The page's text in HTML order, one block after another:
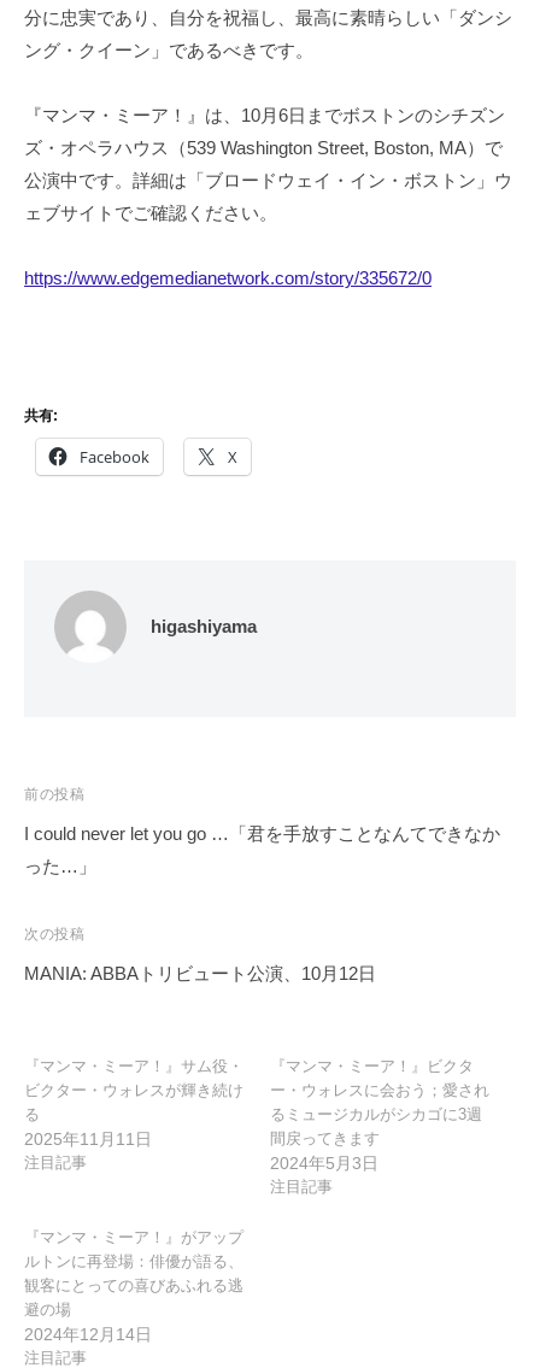
分に忠実であり、自分を祝福し、最高に素晴らしい「ダンシ
ング・クイーン」であるべきです。
『マンマ・ミーア！』は、10月6日までボストンのシチズン
ズ・オペラハウス（539 Washington Street, Boston, MA）で
公演中です。詳細は「ブロードウェイ・イン・ボストン」ウ
ェブサイトでご確認ください。
https://www.edgemedianetwork.com/story/335672/0
共有:
Facebook X
higashiyama
投
稿
ナ
ゲ
ー
ン
前の投稿
I could never let you go …「君を手放すことなんてできなか
った…」
次の投稿
MANIA: ABBAトリビュート公演、10月12日
『マンマ・ミーア！』サム役・
ビクター・ウォレスが輝き続け
る
2025年11月11日
注目記事
『マンマ・ミーア！』ビクタ
ー・ウォレスに会おう；愛され
るミュージカルがシカゴに3週
間戻ってきます
2024年5月3日
注目記事
『マンマ・ミーア！』がアップ
ルトンに再登場：俳優が語る、
観客にとっての喜びあふれる逃
避の場
2024年12月14日
注目記事